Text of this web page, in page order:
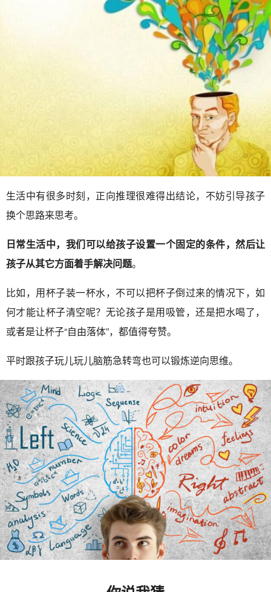
生活中有很多时刻，正向推理很难得出结论，不妨引导孩子
换个思路来思考。
日常生活中，我们可以给孩子设置一个固定的条件，然后让
孩子从其它方面着手解决问题。
比如，用杯子装一杯水，不可以把杯子倒过来的情况下，如
何才能让杯子清空呢？无论孩子是用吸管，还是把水喝了，
或者是让杯子“自由落体”，都值得夸赞。
平时跟孩子玩儿玩儿脑筋急转弯也可以锻炼逆向思维。